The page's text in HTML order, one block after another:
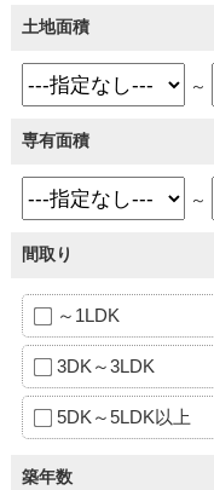
土地面積
～
専有面積
～
間取り
～1LDK
3DK～3LDK
5DK～5LDK以上
築年数